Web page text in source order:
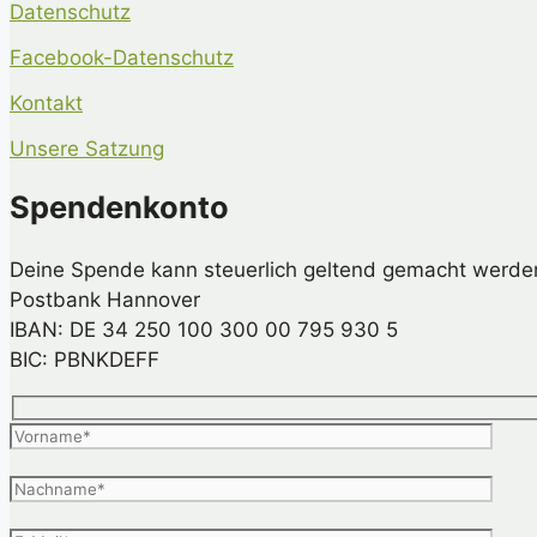
Datenschutz
Facebook-Datenschutz
Kontakt
Unsere Satzung
Spendenkonto
Deine Spende kann steuerlich geltend gemacht
Postbank Hannover
IBAN: DE 34 250 100 300 00 795 930 5
BIC: PBNKDEFF